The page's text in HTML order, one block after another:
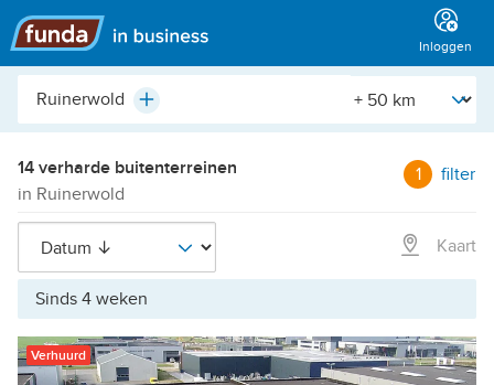
Hoofdmenu
Inloggen
Plaats,
etc.
Plus [Straal]
14 verharde buitenterreinen
in Ruinerwold
1 filter
Kaart
Sinds 4 weken
Verhuurd